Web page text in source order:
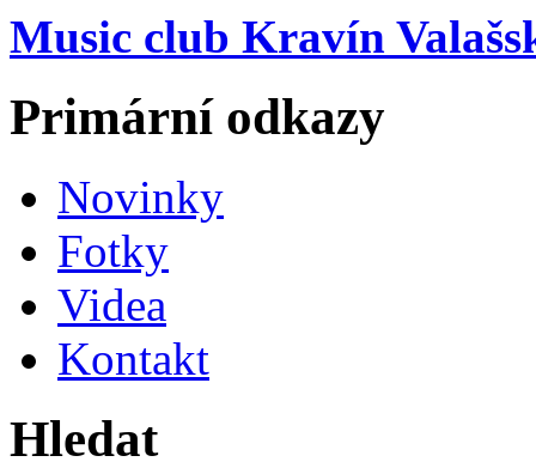
Music club Kravín
Primární odkazy
Novinky
Fotky
Videa
Kontakt
Hledat